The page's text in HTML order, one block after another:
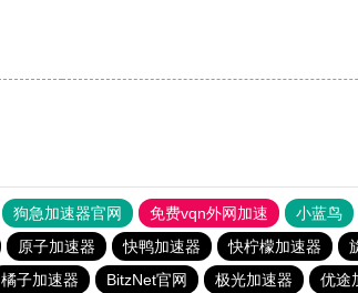
狗急加速器官网 免费vqn外网加速 小蓝鸟
原子加速器 快鸭加速器 快柠檬加速器
橘子加速器 BitzNet官网 极光加速器 优途